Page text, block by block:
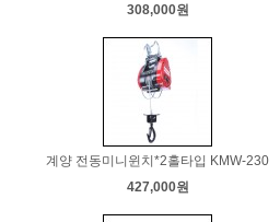
308,000원
계양 전동미니윈치*2홀타입 KMW-230
427,000원